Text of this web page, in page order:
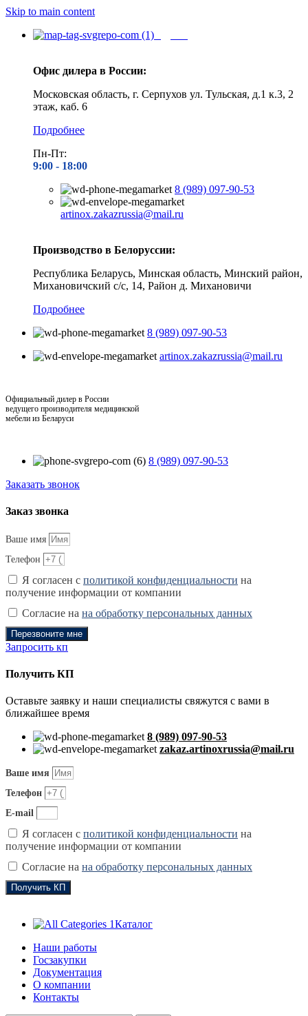
Skip to main content
Офис дилера в России:
Московская область, г. Серпухов ул. Тульская, д.1 к.3, 2
этаж, каб. 6
Подробнее
Пн-Пт:
9:00 - 18:00
8 (989) 097-90-53
artinox.zakazrussia@mail.ru
Производство в Белоруссии:
Республика Беларусь, Минская область, Минский район,
Михановичский с/с, 14, Район д. Михановичи
Подробнее
8 (989) 097-90-53
artinox.zakazrussia@mail.ru
Официальный дилер в России
ведущего производителя медицинской
мебели из Беларуси
8 (989) 097-90-53
Заказать звонок
Заказ звонка
Ваше имя
Телефон
Я согласен с политикой конфиденциальности на
получение информации от компании
Согласие на на обработку персональных данных
Перезвоните мне
Запросить кп
Получить КП
Оставьте заявку и наши специалисты свяжутся с вами в
ближайшее время
8 (989) 097-90-53
zakaz.artinoxrussia@mail.ru
Ваше имя
Телефон
E-mail
Я согласен с политикой конфиденциальности на
получение информации от компании
Согласие на на обработку персональных данных
Получить КП
Каталог
Наши работы
Госзакупки
Документация
О компании
Контакты